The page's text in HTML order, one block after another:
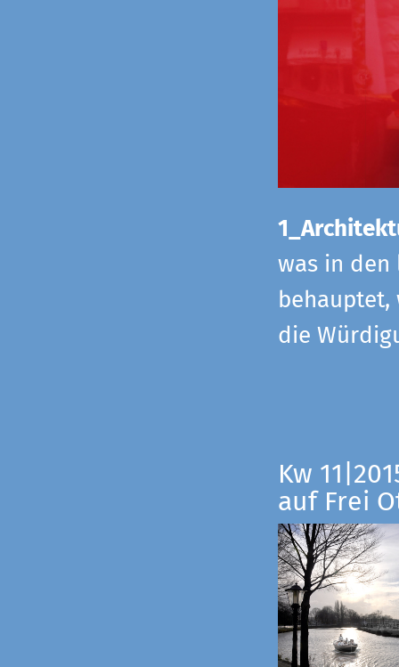
was in den
die
Kw
auf Frei